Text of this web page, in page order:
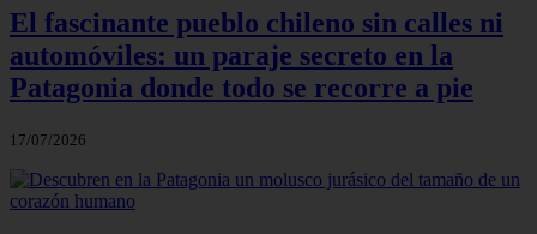
El fascinante pueblo chileno sin calles ni
automóviles: un paraje secreto en la
Patagonia donde todo se recorre a pie
17/07/2026